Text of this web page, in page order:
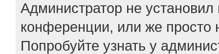
Администратор не
конференции, или же просто
Попробуйте узнать у